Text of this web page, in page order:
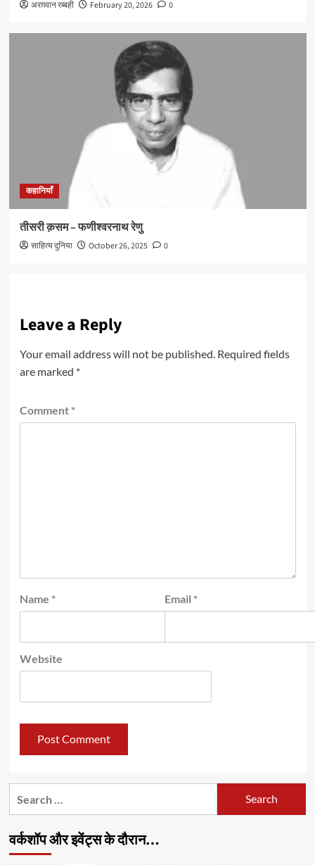
अरग़वान रब्बही February 20, 2026 0
कहानियाँ
तीसरी क़सम – फणीश्वरनाथ रेणु
साहित्य दुनिया October 26, 2025 0
Leave a Reply
Your email address will not be published. Required fields
are marked *
Comment *
Name * Email *
Website
वर्कशॉप और इवेंट्स के दौरान…